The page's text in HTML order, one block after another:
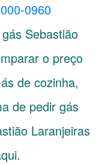
0960
Sebastião
o preço
de cozinha,
de pedir gás
Laranjeiras